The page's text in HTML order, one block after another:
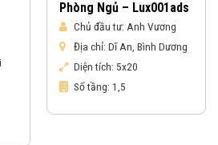
Phòng Ngủ – Lux001ads
Chủ đầu tư: Anh Vương
Địa chỉ: Dĩ An, Bình Dương
Diện tích: 5x20
Số tầng: 1,5